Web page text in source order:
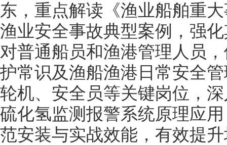
东，重点解读《渔业船舶重
渔业安全事故典型案例，强
对普通船员和渔港管理人员
护常识及渔船渔港日常安全
轮机、安全员等关键岗位，
硫化氢监测报警系统原理应
范安装与实战效能，有效提